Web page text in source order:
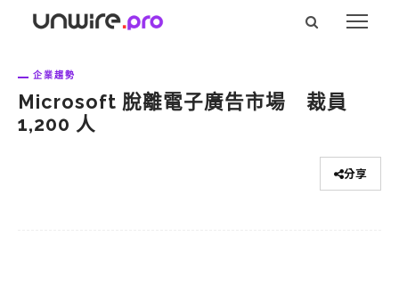
企業趨勢
Microsoft 脫離電子廣告市場 裁員
1,200 人
分享